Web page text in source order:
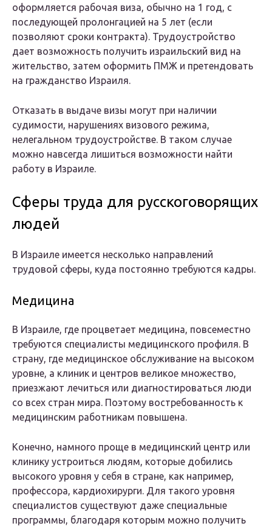
оформляется рабочая виза, обычно на 1 год, с
последующей пролонгацией на 5 лет (если
позволяют сроки контракта). Трудоустройство
дает возможность получить израильский вид на
жительство, затем оформить ПМЖ и претендовать
на гражданство Израиля.
Отказать в выдаче визы могут при наличии
судимости, нарушениях визового режима,
нелегальном трудоустройстве. В таком случае
можно навсегда лишиться возможности найти
работу в Израиле.
Сферы труда для русскоговорящих
людей
В Израиле имеется несколько направлений
трудовой сферы, куда постоянно требуются кадры.
Медицина
В Израиле, где процветает медицина, повсеместно
требуются специалисты медицинского профиля. В
страну, где медицинское обслуживание на высоком
уровне, а клиник и центров великое множество,
приезжают лечиться или диагностироваться люди
со всех стран мира. Поэтому востребованность к
медицинским работникам повышена.
Конечно, намного проще в медицинский центр или
клинику устроиться людям, которые добились
высокого уровня у себя в стране, как например,
профессора, кардиохирурги. Для такого уровня
специалистов существуют даже специальные
программы, благодаря которым можно получить